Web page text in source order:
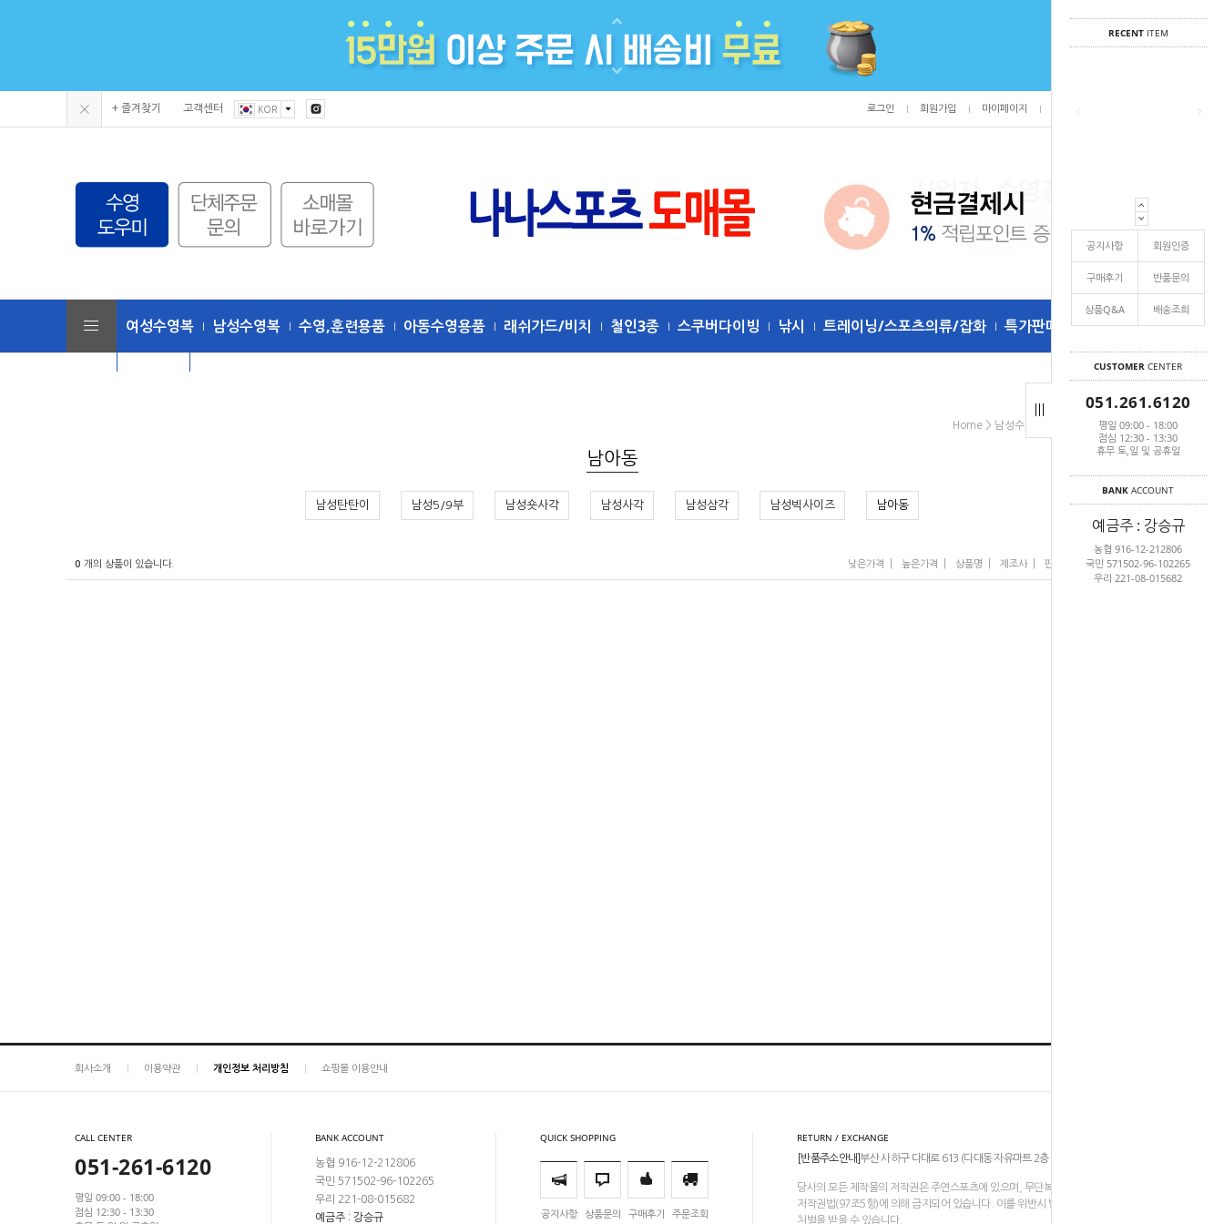
RECENTITEM
공지사항 회원인증
구매후기 반품문의
상품Q&A 배송조희
CUSTOMER CENTER
051.261.6120
평일 09:00 - 18:00
점심 12:30 - 13:30
휴무 토,일 및 공휴일
BANK ACCOUNT
예금주 : 강승규
농협 916-12-212806
국민 571502-96-102265
우리 221-08-015682
+ 즐겨찾기 고객센터 KOR 로그인 회원가입 마이페이지
여성수영복 남성수영복 수영,훈련용품 아동수영용품 래쉬가드/비치 철인3종 스쿠버다이빙 낚시 트레이닝/스포츠의류/잡화 특가판매
Home > 남성수영복 균일가수영복 >남아동
남아동
남성탄탄이 남성5/9부 남성숏사각 남성사각 남성삼각 남성빅사이즈 남아동
0 개의 상품이 있습니다. 낮은가격 높은가격 상품명 제조사| 판매순위 | 많이 본 상품
회사소개 이용약관 개인정보 처리방침 쇼핑몰 이용안내
CALL CENTER
051-261-6120
평일 09:00 - 18:00
점심 12:30 - 13:30
BANK ACCOUNT
농협 916-12-212806
국민 571502-96-102265
우리 221-08-015682
예금주 : 강승규
QUICK SHOPPING
공지사항 상품문의 구매후기 주문조회
RETURN / EXCHANGE
[반품주소안내]부산 사하구 다대로 613 (다대동 자유마트 2층 206-211호)
당사의 모든 제작물의 저작권은 주연스포츠에 있으며, 무단복제나 도용은
저작권법(97조5항)에 의해 금지되어 있습니다. 이를 위반시 법적인
처벌을 받을 수 있습니다.